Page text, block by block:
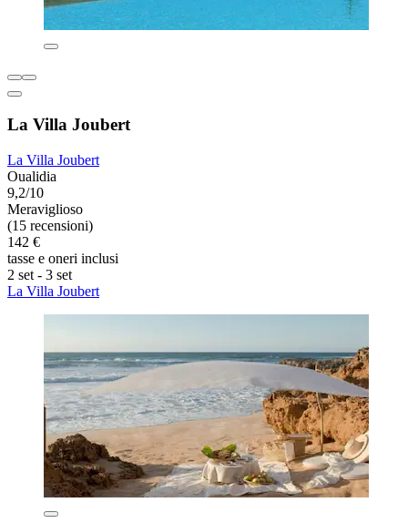
La Villa Joubert
La Villa Joubert
Oualidia
9,2/10
Meraviglioso
(15 recensioni)
142 €
tasse e oneri inclusi
2 set - 3 set
La Villa Joubert